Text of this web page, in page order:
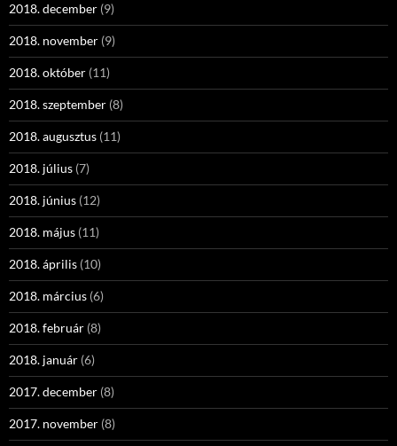
2018. december (9)
2018. november (9)
2018. október (11)
2018. szeptember (8)
2018. augusztus (11)
2018. július (7)
2018. június (12)
2018. május (11)
2018. április (10)
2018. március (6)
2018. február (8)
2018. január (6)
2017. december (8)
2017. november (8)